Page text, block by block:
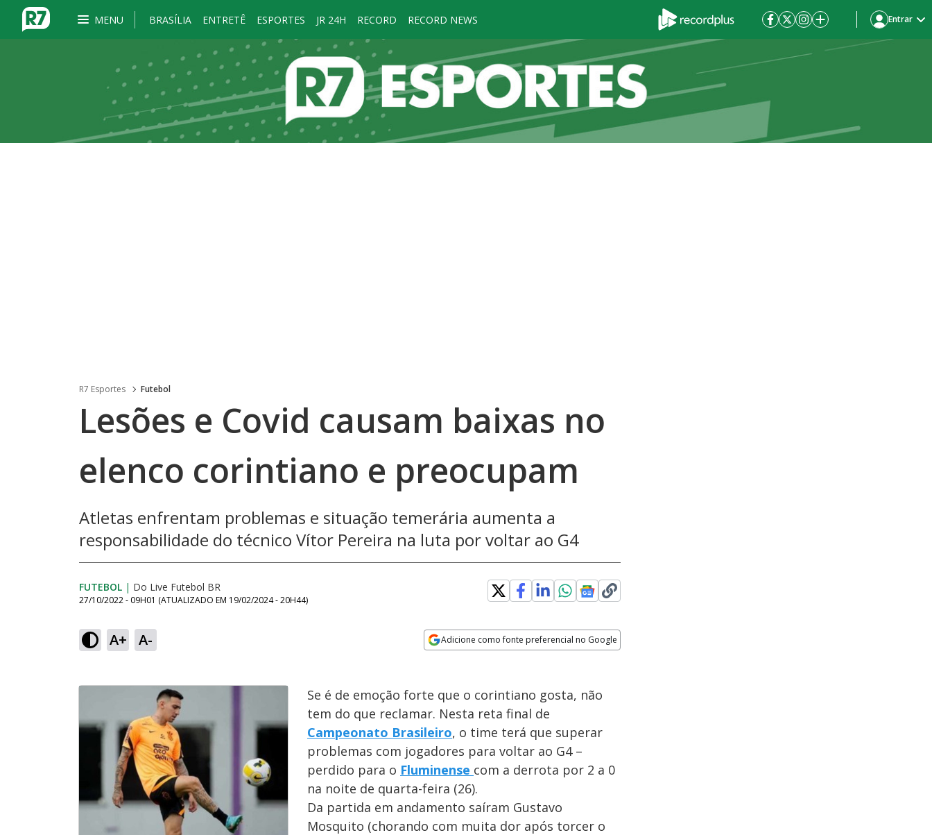
MENU BRASÍLIA ENTRETÊ ESPORTES JR 24H RECORD RECORD NEWS Entrar
R7 Esportes Futebol
Lesões e Covid causam baixas no
elenco corintiano e preocupam
Atletas enfrentam problemas e situação temerária aumenta a
responsabilidade do técnico Vítor Pereira na luta por voltar ao G4
FUTEBOL | Do Live Futebol BR
27/10/2022 - 09H01 (ATUALIZADO EM 19/02/2024 - 20H44)
A+ A- Adicione como fonte preferencial no Google
Se é de emoção forte que o corintiano gosta, não
tem do que reclamar. Nesta reta final de
Campeonato Brasileiro, o time terá que superar
problemas com jogadores para voltar ao G4 –
perdido para o Fluminense com a derrota por 2 a 0
na noite de quarta-feira (26).
Da partida em andamento saíram Gustavo
Mosquito (chorando com muita dor após torcer o